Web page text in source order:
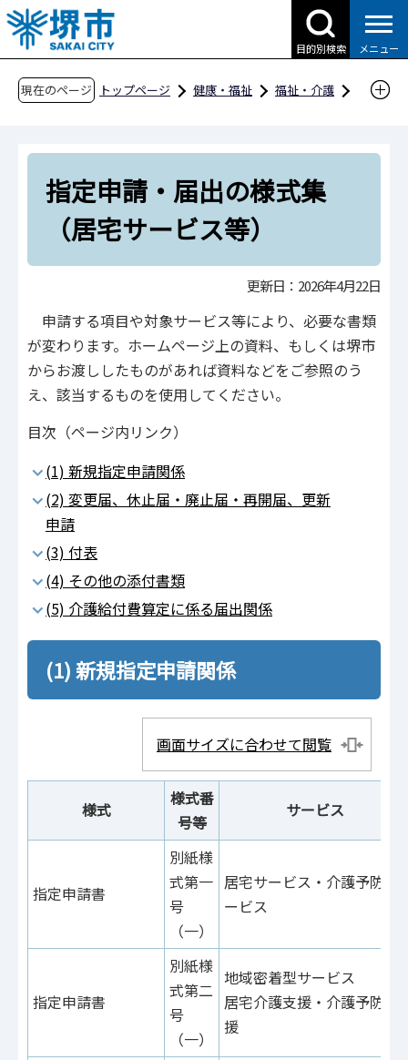
こ
の
ペ
目的別検索 メニュー
現在のページ トップページ 健康・福祉
福祉・介護
居宅サービス事業・介護予防サービス事業・居
宅介護支援事業関係
指定申請・届出の様式集（居宅サービス等）
指定申請・届出の様式集
（居宅サービス等）
更新日：2026年4月22日
申請する項目や対象サービス等により、必要な書類
が変わります。ホームページ上の資料、もしくは堺市
からお渡ししたものがあれば資料などをご参照のう
え、該当するものを使用してください。
目次（ページ内リンク）
(1) 新規指定申請関係
(2) 変更届、休止届・廃止届・再開届、更新
申請
(3) 付表
(4) その他の添付書類
(5) 介護給付費算定に係る届出関係
(1) 新規指定申請関係
画面サイズに合わせて閲覧
様式
様式番
号等
サービス
指定申請書
別紙様
式第一
号
（一）
居宅サービス・介護予防サ
ービス
指定申請書
別紙様
式第二
号
（一）
地域密着型サービス
居宅介護支援・介護予防支
援